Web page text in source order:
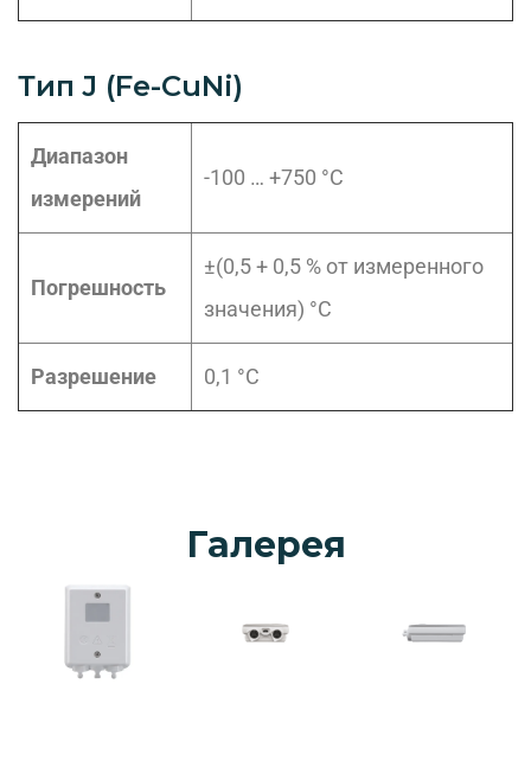
Тип J (Fe-CuNi)
Диапазон
измерений
-100 … +750 °C
Погрешность
±(0,5 + 0,5 % от измеренного
значения) °C
Разрешение 0,1 °C
Галерея